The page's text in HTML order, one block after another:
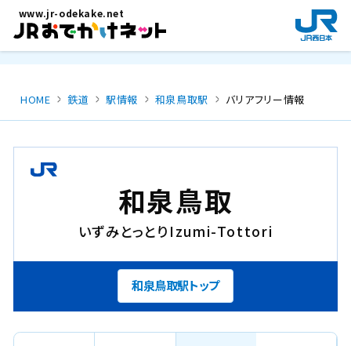
メインコンテンツにスキップ
www.jr-odekake.net
新
規
ウ
ン
で
HOME 鉄道 駅情報 和泉鳥取駅 バリアフリー情報
和泉鳥取
いずみとっとり Izumi-Tottori
和泉鳥取駅トップ